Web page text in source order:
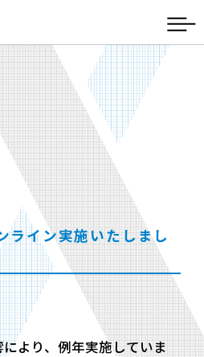
ライン実施いたしまし
より、例年実施していま